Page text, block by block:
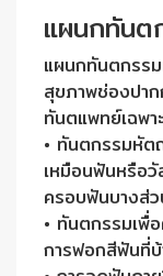
แผนกทันต
แผนกทันตกรร
สุขภาพช่องปา
ทันตแพทย์เฉพา
• ทันตกรรมหัต
เหมือนฟันหรือ
ครอบฟันบางส่
• ทันตกรรมเพื่
การฟอกสีฟันที่